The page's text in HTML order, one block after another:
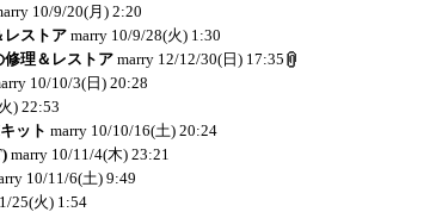
10/9/20(月) 2:20
レストアmarry 10/9/28(火) 1:30
修理＆レストア marry 12/12/30(日) 17:35
10/10/3(日) 20:28
) 22:53
ット marry 10/10/16(土) 20:24
marry 10/11/4(木) 23:21
10/11/6(土) 9:49
25(火) 1:54